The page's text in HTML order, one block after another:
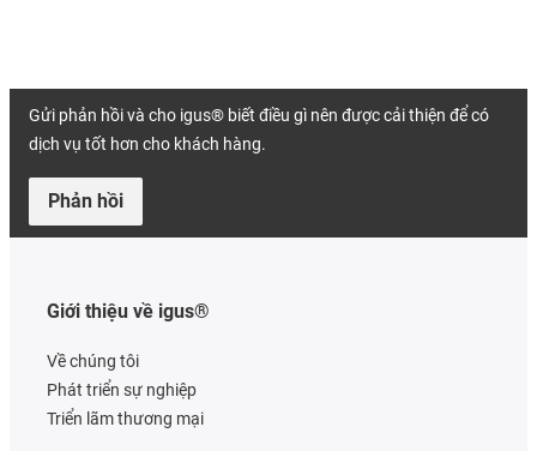
Gửi phản hồi và cho igus® biết điều gì nên được cải thiện để có
dịch vụ tốt hơn cho khách hàng.
Phản hồi
Giới thiệu về igus®
Về chúng tôi
Phát triển sự nghiệp
Triển lãm thương mại